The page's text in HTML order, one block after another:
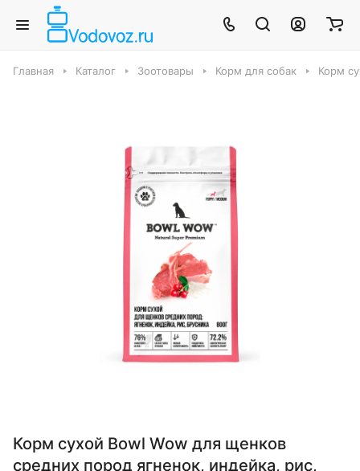
Главная Каталог Зоотовары Корм для собак Корм
Корм сухой Bowl Wow для щенков
средних пород ягненок, индейка, рис,